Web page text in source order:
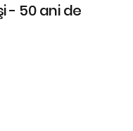
- 50 ani de